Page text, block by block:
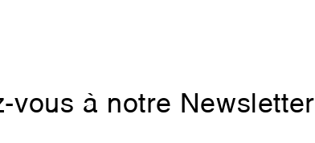
vous à notre Newsletter